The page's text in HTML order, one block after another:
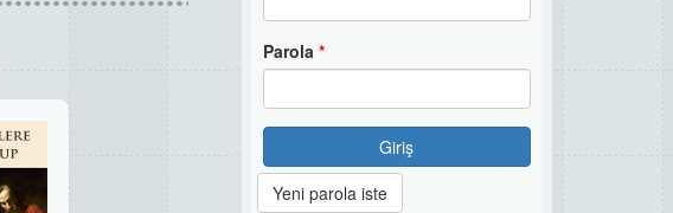
Parola *
Giriş
Yeni parola iste